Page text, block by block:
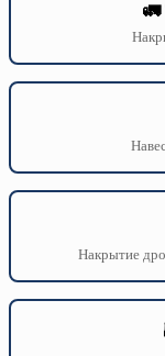
🚛
Накрытие